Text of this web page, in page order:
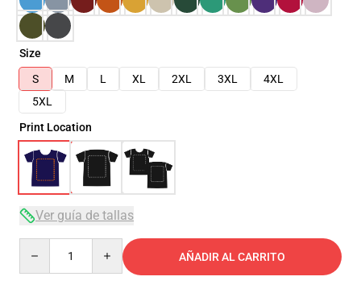
Size
S
M L XL 2XL 3XL
4XL
5XL
Print Location
Ver guía de tallas
AÑADIR AL CARRITO